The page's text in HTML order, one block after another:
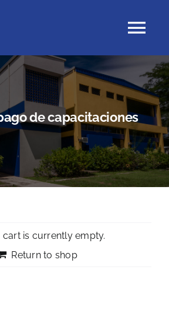
de capacitaciones
cart is currently empty.
Return to shop